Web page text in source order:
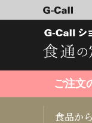
ご注文
食品か